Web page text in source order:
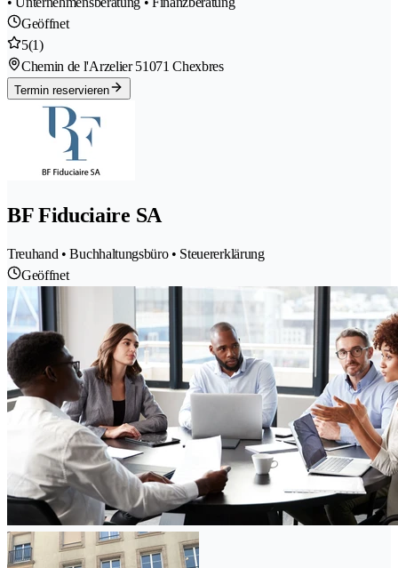
Geöffnet
5(1)
Chemin de l'Arzelier 51071 Chexbres
Termin reservieren
BF Fiduciaire SA
Treuhand • Buchhaltungsbüro • Steuererklärung
Geöffnet